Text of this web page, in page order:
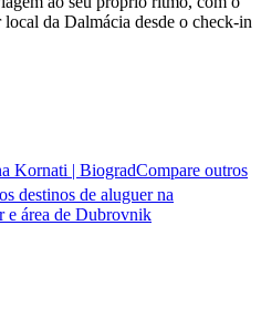
local da Dalmácia desde o check-in
Kornati | BiogradCompare outros
destinos de aluguer na
e área de Dubrovnik